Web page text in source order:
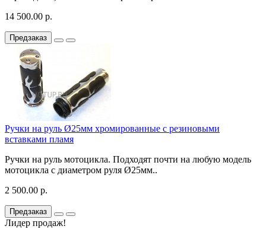
14 500.00 р.
Предзаказ
Ручки на руль Ø25мм хромированные с резиновыми
вставками пламя
Ручки на руль мотоцикла. Подходят почти на любую модель
мотоцикла с диаметром руля Ø25мм..
2 500.00 р.
Предзаказ
Лидер продаж!